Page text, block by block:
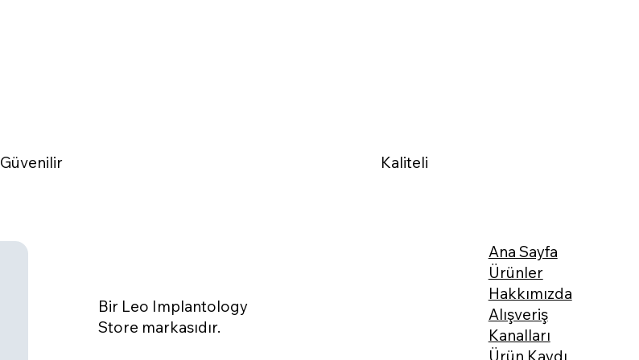
Bir Leo Implantology
Store markasıdır.
Ana Sayfa
Ürünler
Hakkımızda
Alışveriş
Kanalları
Ürün Kaydı
Güvenilir Kaliteli